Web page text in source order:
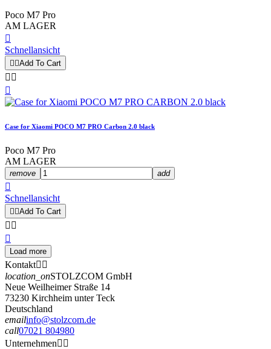
Poco M7 Pro
AM LAGER

Schnellansicht
Add To Cart
 

Case for Xiaomi POCO M7 PRO Carbon 2.0 black
Poco M7 Pro
AM LAGER
remove add

Schnellansicht
Add To Cart
 

Filters:
Clear
Produktgrupppe
BACK-CASES
GLÄSER 1
Tags
Load more
Kontakt 
location_onSTOLZCOM GmbH
Neue Weilheimer Straße 14
73230 Kirchheim unter Teck
Deutschland
emailinfo@stolzcom.de
call07021 804980
Unternehmen 